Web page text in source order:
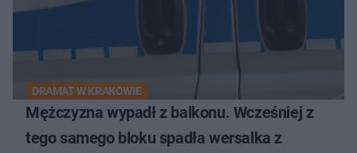
DRAMAT W KRAKOWIE
Mężczyzna wypadł z balkonu. Wcześniej z
tego samego bloku spadła wersalka z